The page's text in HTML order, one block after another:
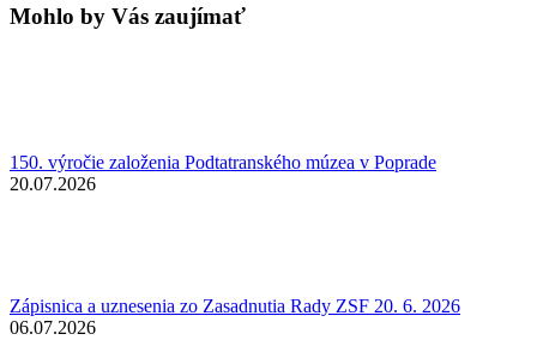
Mohlo by Vás zaujímať
150. výročie založenia Podtatranského múzea v Poprade
20.07.2026
Zápisnica a uznesenia zo Zasadnutia Rady ZSF 20. 6. 2026
06.07.2026